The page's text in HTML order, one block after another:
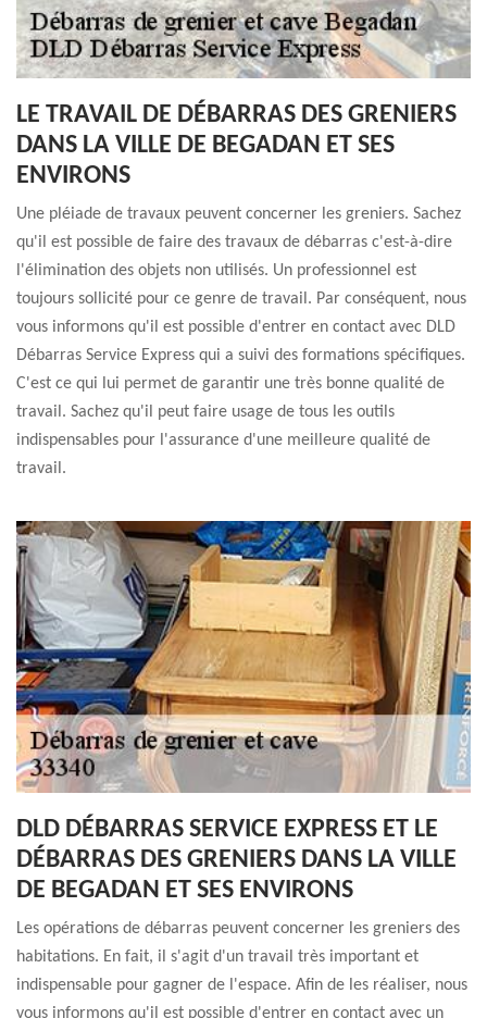
LE TRAVAIL DE DÉBARRAS DES GRENIERS
DANS LA VILLE DE BEGADAN ET SES
ENVIRONS
Une pléiade de travaux peuvent concerner les greniers. Sachez
qu'il est possible de faire des travaux de débarras c'est-à-dire
l'élimination des objets non utilisés. Un professionnel est
toujours sollicité pour ce genre de travail. Par conséquent, nous
vous informons qu'il est possible d'entrer en contact avec DLD
Débarras Service Express qui a suivi des formations spécifiques.
C'est ce qui lui permet de garantir une très bonne qualité de
travail. Sachez qu'il peut faire usage de tous les outils
indispensables pour l'assurance d'une meilleure qualité de
travail.
DLD DÉBARRAS SERVICE EXPRESS ET LE
DÉBARRAS DES GRENIERS DANS LA VILLE
DE BEGADAN ET SES ENVIRONS
Les opérations de débarras peuvent concerner les greniers des
habitations. En fait, il s'agit d'un travail très important et
indispensable pour gagner de l'espace. Afin de les réaliser, nous
vous informons qu'il est possible d'entrer en contact avec un